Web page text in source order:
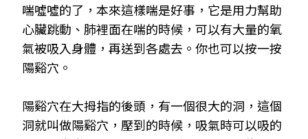
喘噓噓的了，本來這樣喘是好事，它是用力幫助
心臟跳動、肺裡面在喘的時候，可以有大量的氧
氣被吸入身體，再送到各處去。你也可以按一按
陽谿穴。
陽谿穴在大拇指的後頭，有一個很大的洞，這個
洞就叫做陽谿穴，壓到的時候，吸氣時可以吸的